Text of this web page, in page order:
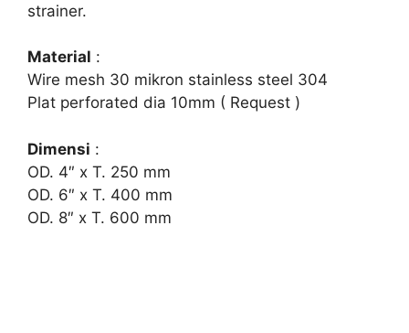
strainer.
Material :
Wire mesh 30 mikron stainless steel 304
Plat perforated dia 10mm ( Request )
Dimensi :
OD. 4″ x T. 250 mm
OD. 6″ x T. 400 mm
OD. 8″ x T. 600 mm